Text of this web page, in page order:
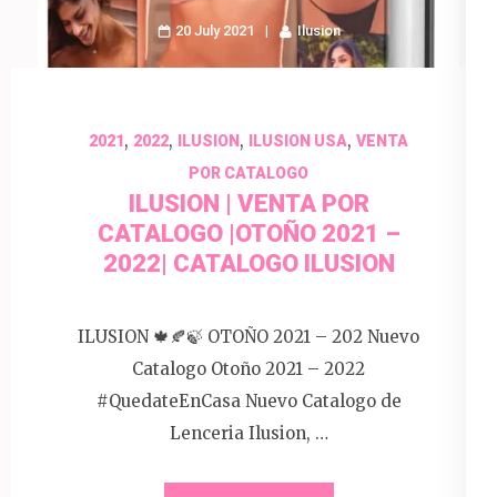
20 July 2021 Ilusion
2021, 2022, ILUSION , ILUSION USA, VENTA
POR CATALOGO
ILUSION | VENTA POR
CATALOGO |OTOÑO 2021 –
2022| CATALOGO ILUSION
ILUSION 🍁🍂🍃 OTOÑO 2021 – 202 Nuevo
Catalogo Otoño 2021 – 2022
#QuedateEnCasa Nuevo Catalogo de
Lenceria Ilusion, …